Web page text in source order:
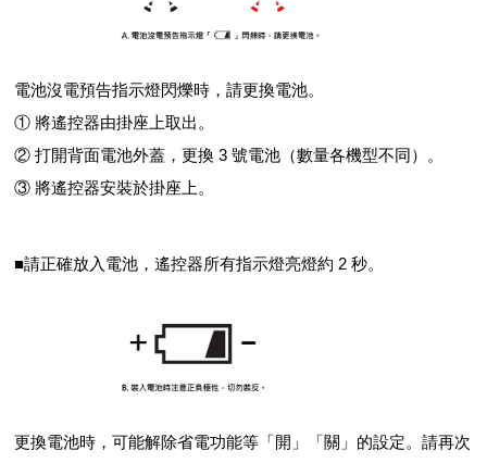
電池沒電預告指示燈閃爍時，請更換電池。
① 將遙控器由掛座上取出。
② 打開背面電池外蓋，更換 3 號電池（數量各機型不同）。
③ 將遙控器安裝於掛座上。
■請正確放入電池，遙控器所有指示燈亮燈約 2 秒。
更換電池時，可能解除省電功能等「開」「關」的設定。請再次